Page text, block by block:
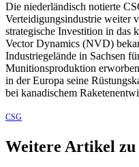
Die niederländisch notierte
Verteidigungsindustrie weiter
strategische Investition in das
Vector Dynamics (NVD)
Industriegelände in Sachsen
Munitionsproduktion
in der Europa seine
bei kanadischem
CSG
Weitere Artikel